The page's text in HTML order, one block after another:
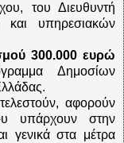
του Διευθυντή
και υπηρεσιακών
300.000 ευρώ
Δημοσίων
αφορούν
υπάρχουν στην
γενικά στα μέτρα